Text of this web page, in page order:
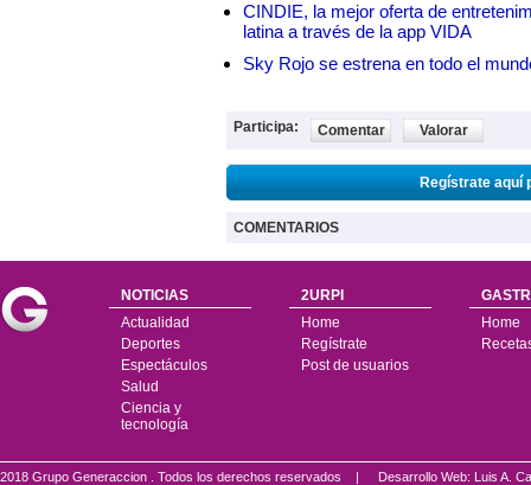
CINDIE, la mejor oferta de
latina a través de la app VIDA
Sky Rojo se estrena en todo el
Participa: Comentar Valorar
Regístrate aquí
COMENTARIOS
NOTICIAS
Actualidad
Deportes
Espectáculos
Salud
Ciencia y
tecnología
2URPI
Home
Regístrate
Post de usuarios
Home
2018 Grupo Generaccion . Todos los derechos reservados | Desarrollo Web: Luis